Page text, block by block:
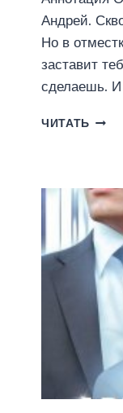
Андрей.
Но в
заставит
сделаешь. И
ЧИТАТЬ
III)
РАЙЦ)